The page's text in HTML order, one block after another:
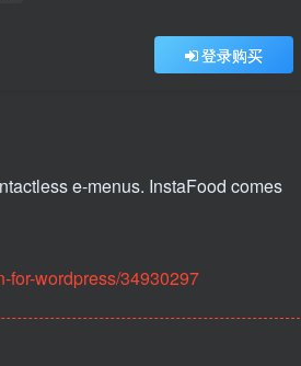
登录购买
e-menus. InstaFood comes
for-wordpress/34930297